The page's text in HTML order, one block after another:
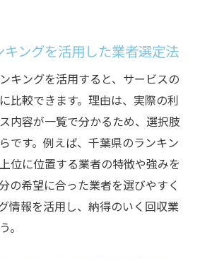
サービスの見分け方とは
品回収ランキング活用法
の高い不用品回収サービスと
確な不用品回収の選び方
避ける優良業者の特徴
アースの評判から見る選定基準
て依頼できる不用品回収活用術
安心して利用するための流れ
ングを活用した業者選定法
キングを活用すると、サービスの
比較できます。理由は、実際の利
内容が一覧で分かるため、選択肢
です。例えば、千葉県のランキン
位に位置する業者の特徴や強みを
の希望に合った業者を選びやすく
情報を活用し、納得のいく回収業
。